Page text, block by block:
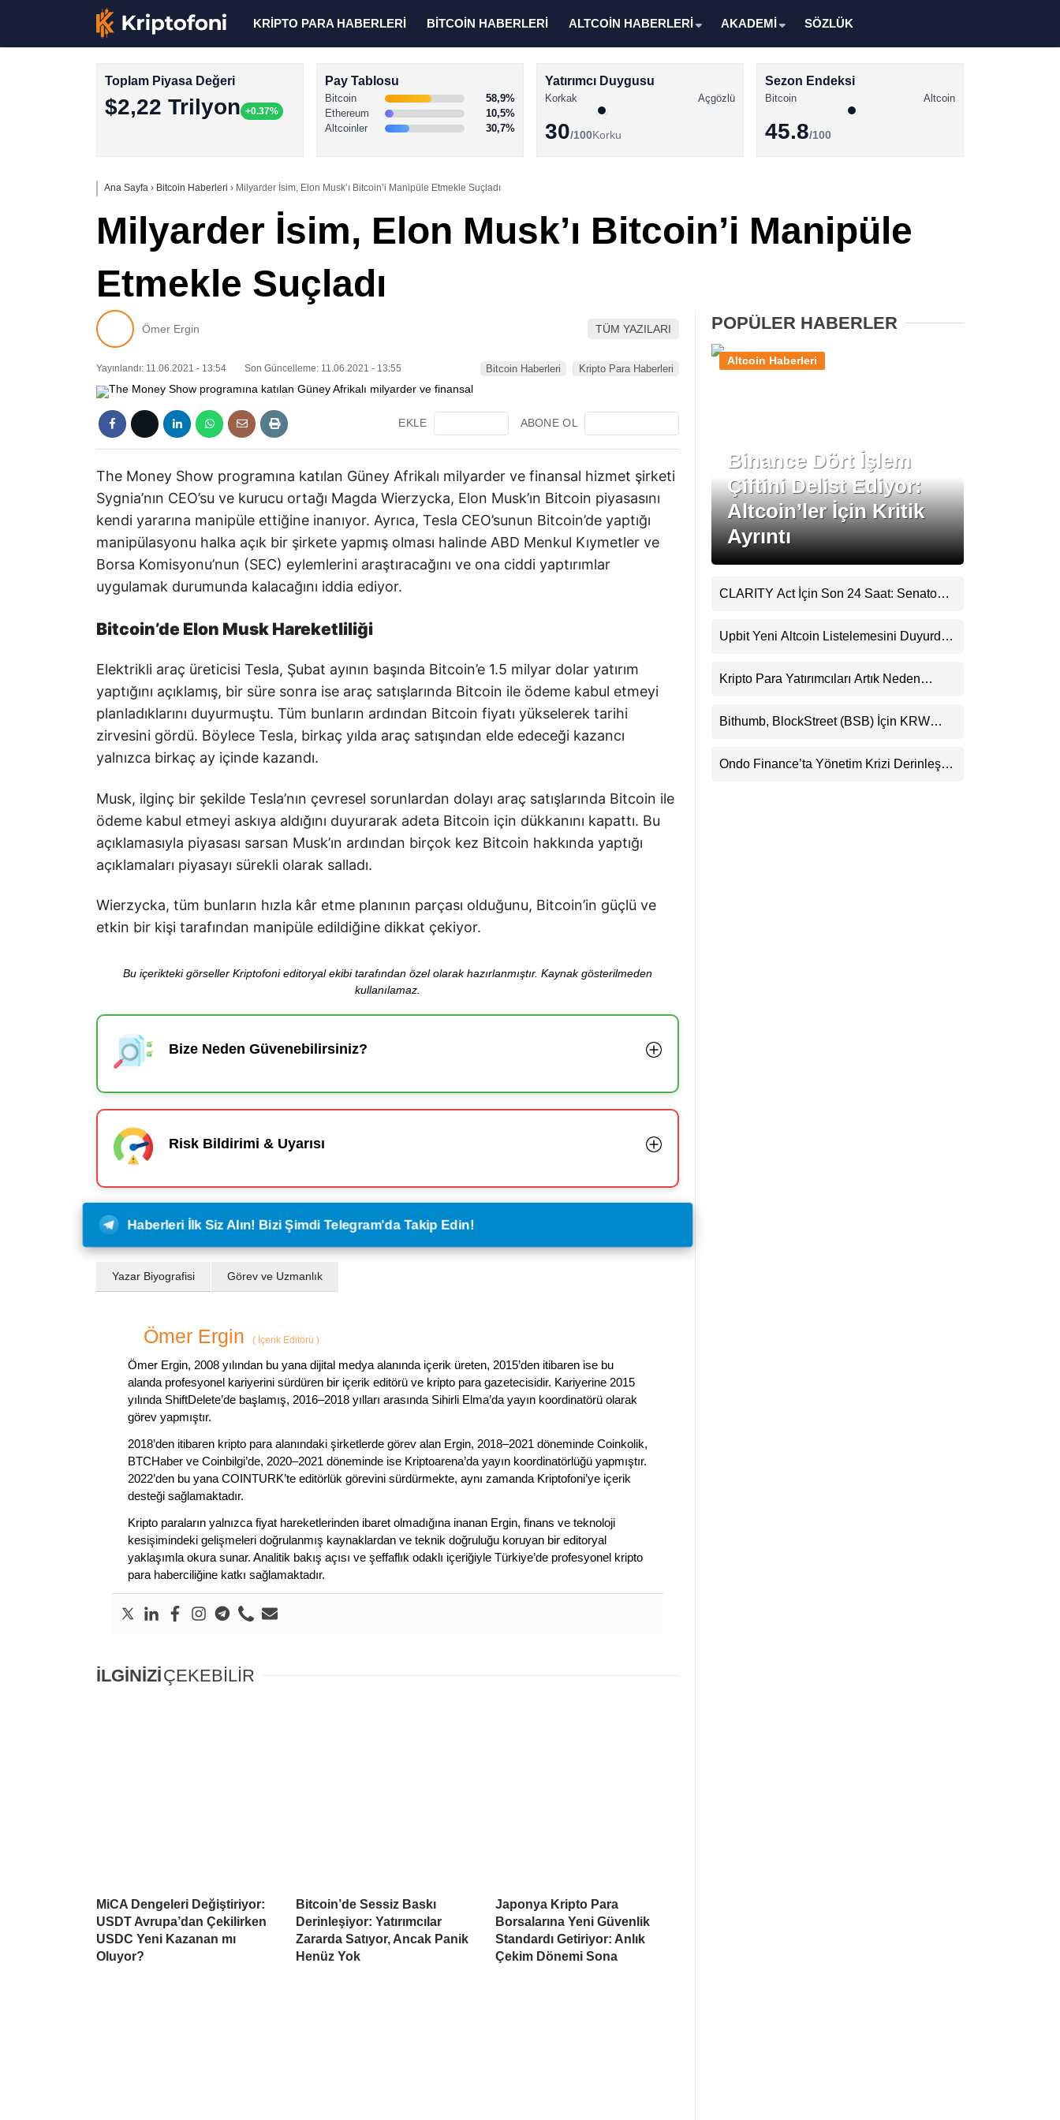
Altcoin Haberleri
XRP Haberleri
Telegram
KRİPTO PARA HABERLERİ BİTCOİN HABERLERİ ALTCOİN HABERLERİ AKADEMİ SÖZLÜK
Toplam Piyasa Değeri
$2,22 Trilyon +0.37%
Pay Tablosu
Bitcoin
58,9%
Ethereum
10,5%
Altcoinler
30,7%
Yatırımcı Duygusu
Korkak Açgözlü
30/100Korku
Sezon Endeksi
Bitcoin Altcoin
45.8/100
Ana Sayfa › Bitcoin Haberleri › Milyarder İsim, Elon Musk’ı Bitcoin’i Manipüle Etmekle Suçladı
Milyarder İsim, Elon Musk’ı Bitcoin’i Manipüle
Etmekle Suçladı
Ömer Ergin TÜM YAZILARI
Yayınlandı: 11.06.2021 - 13:54 Son Güncelleme: 11.06.2021 - 13:55 Bitcoin Haberleri Kripto Para Haberleri
EKLE ABONE OL
The Money Show programına katılan Güney Afrikalı milyarder ve finansal hizmet şirketi
Sygnia’nın CEO’su ve kurucu ortağı Magda Wierzycka, Elon Musk’ın Bitcoin piyasasını
kendi yararına manipüle ettiğine inanıyor. Ayrıca, Tesla CEO’sunun Bitcoin’de yaptığı
manipülasyonu halka açık bir şirkete yapmış olması halinde ABD Menkul Kıymetler ve
Borsa Komisyonu’nun (SEC) eylemlerini araştıracağını ve ona ciddi yaptırımlar
uygulamak durumunda kalacağını iddia ediyor.
Bitcoin’de Elon Musk Hareketliliği
Elektrikli araç üreticisi Tesla, Şubat ayının başında Bitcoin’e 1.5 milyar dolar yatırım
yaptığını açıklamış, bir süre sonra ise araç satışlarında Bitcoin ile ödeme kabul etmeyi
planladıklarını duyurmuştu. Tüm bunların ardından Bitcoin fiyatı yükselerek tarihi
zirvesini gördü. Böylece Tesla, birkaç yılda araç satışından elde edeceği kazancı
yalnızca birkaç ay içinde kazandı.
Musk, ilginç bir şekilde Tesla’nın çevresel sorunlardan dolayı araç satışlarında Bitcoin ile
ödeme kabul etmeyi askıya aldığını duyurarak adeta Bitcoin için dükkanını kapattı. Bu
açıklamasıyla piyasası sarsan Musk’ın ardından birçok kez Bitcoin hakkında yaptığı
açıklamaları piyasayı sürekli olarak salladı.
Wierzycka, tüm bunların hızla kâr etme planının parçası olduğunu, Bitcoin’in güçlü ve
etkin bir kişi tarafından manipüle edildiğine dikkat çekiyor.
Bu içerikteki görseller Kriptofoni editoryal ekibi tarafından özel olarak hazırlanmıştır. Kaynak gösterilmeden
kullanılamaz.
Bize Neden Güvenebilirsiniz?
Risk Bildirimi & Uyarısı
Haberleri İlk Siz Alın! Bizi Şimdi Telegram'da Takip Edin!
Yazar Biyografisi Görev ve Uzmanlık
Ömer Ergin ( İçerik Editörü )
Ömer Ergin, 2008 yılından bu yana dijital medya alanında içerik üreten, 2015’den itibaren ise bu
alanda profesyonel kariyerini sürdüren bir içerik editörü ve kripto para gazetecisidir. Kariyerine 2015
yılında ShiftDelete’de başlamış, 2016–2018 yılları arasında Sihirli Elma’da yayın koordinatörü olarak
görev yapmıştır.
2018’den itibaren kripto para alanındaki şirketlerde görev alan Ergin, 2018–2021 döneminde Coinkolik,
BTCHaber ve Coinbilgi’de, 2020–2021 döneminde ise Kriptoarena’da yayın koordinatörlüğü yapmıştır.
2022’den bu yana COINTURK’te editörlük görevini sürdürmekte, aynı zamanda Kriptofoni’ye içerik
desteği sağlamaktadır.
Kripto paraların yalnızca fiyat hareketlerinden ibaret olmadığına inanan Ergin, finans ve teknoloji
kesişimindeki gelişmeleri doğrulanmış kaynaklardan ve teknik doğruluğu koruyan bir editoryal
yaklaşımla okura sunar. Analitik bakış açısı ve şeffaflık odaklı içeriğiyle Türkiye’de profesyonel kripto
para haberciliğine katkı sağlamaktadır.
İLGİNİZİÇEKEBİLİR
MiCA Dengeleri Değiştiriyor:
USDT Avrupa’dan Çekilirken
USDC Yeni Kazanan mı
Oluyor?
Bitcoin’de Sessiz Baskı
Derinleşiyor: Yatırımcılar
Zararda Satıyor, Ancak Panik
Henüz Yok
Japonya Kripto Para
Borsalarına Yeni Güvenlik
Standardı Getiriyor: Anlık
Çekim Dönemi Sona
POPÜLER HABERLER
Binance Dört İşlem
Çiftini Delist Ediyor:
Altcoin’ler İçin Kritik
Ayrıntı
Altcoin Haberleri
CLARITY Act İçin Son 24 Saat: Senato
Beklentisini Bozabilir
Upbit Yeni Altcoin Listelemesini Duyurdu:
Görecek
Kripto Para Yatırımcıları Artık Neden
Bithumb, BlockStreet (BSB) İçin KRW
Ondo Finance’ta Yönetim Krizi Derinleşti: